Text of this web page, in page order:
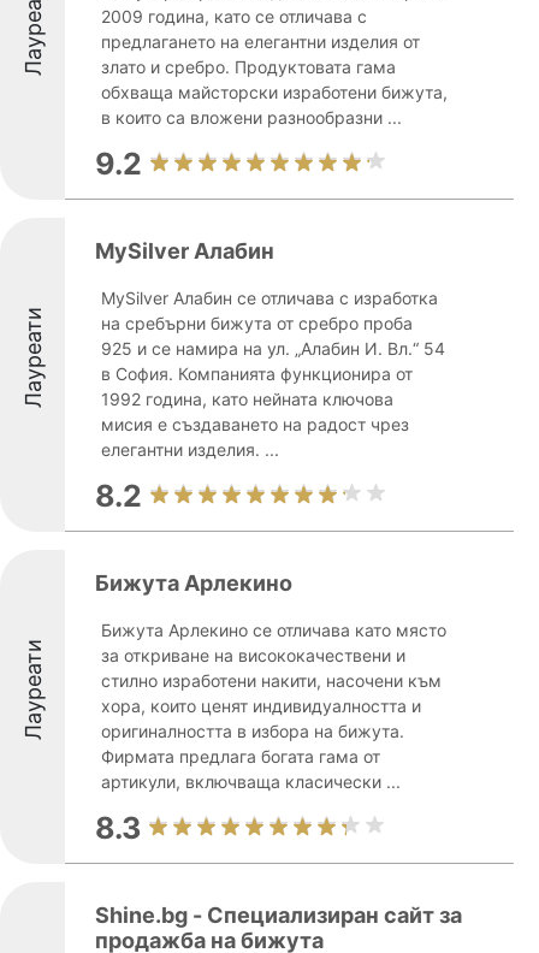
Лауреати
2009 година, като се отличава с
предлагането на елегантни изделия от
злато и сребро. Продуктовата гама
обхваща майсторски изработени бижута,
в които са вложени разнообразни ...
9.2
Лауреати
MySilver Алабин
MySilver Алабин се отличава с изработка
на сребърни бижута от сребро проба
925 и се намира на ул. „Алабин И. Вл.“ 54
в София. Компанията функционира от
1992 година, като нейната ключова
мисия е създаването на радост чрез
елегантни изделия. ...
8.2
Лауреати
Бижута Арлекино
Бижута Арлекино се отличава като място
за откриване на висококачествени и
стилно изработени накити, насочени към
хора, които ценят индивидуалността и
оригиналността в избора на бижута.
Фирмата предлага богата гама от
артикули, включваща класически ...
8.3
Shine.bg - Специализиран сайт за
продажба на бижута